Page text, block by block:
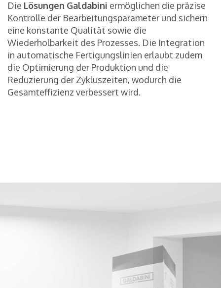
Die Lösungen Galdabini ermöglichen die präzise
Kontrolle der Bearbeitungsparameter und sichern
eine konstante Qualität sowie die
Wiederholbarkeit des Prozesses. Die Integration
in automatische Fertigungslinien erlaubt zudem
die Optimierung der Produktion und die
Reduzierung der Zykluszeiten, wodurch die
Gesamteffizienz verbessert wird.